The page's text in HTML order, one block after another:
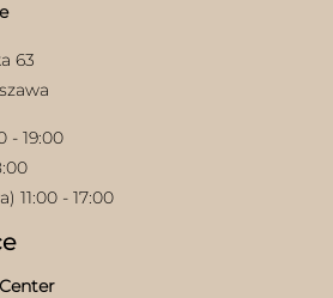
63
- 19:00
11:00 - 17:00